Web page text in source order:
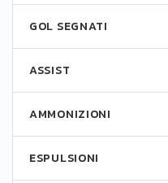
GOL SEGNATI
ASSIST
AMMONIZIONI
ESPULSIONI